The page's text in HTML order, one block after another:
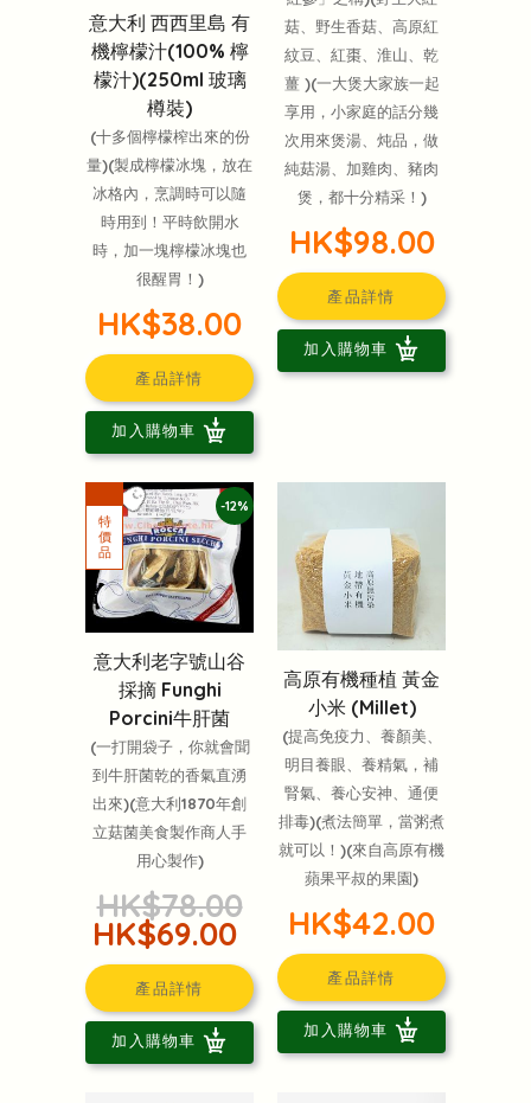
意大利 西西里島 有
機檸檬汁(100% 檸
檬汁)(250ml 玻璃
樽裝)
(十多個檸檬榨出來的份
量)(製成檸檬冰塊，放在
冰格內，烹調時可以隨
時用到！平時飲開水
時，加一塊檸檬冰塊也
很醒胃！)
HK$38.00
產品詳情
加入購物車
菇、野生香菇、高原紅
紋豆、紅棗、淮山、乾
薑 )(一大煲大家族一起
享用，小家庭的話分幾
次用來煲湯、炖品，做
純菇湯、加雞肉、豬肉
煲，都十分精采！)
HK$98.00
產品詳情
加入購物車
-12%
意大利老字號山谷
採摘 Funghi
Porcini牛肝菌
(一打開袋子，你就會聞
到牛肝菌乾的香氣直湧
出來)(意大利1870年創
立菇菌美食製作商人手
用心製作)
HK$78.00
HK$69.00
產品詳情
加入購物車
高原有機種植 黃金
小米 (Millet)
(提高免疫力、養顏美、
明目養眼、養精氣，補
腎氣、養心安神、通便
排毒)(煮法簡單，當粥煮
就可以！)(來自高原有機
蘋果平叔的果園)
HK$42.00
產品詳情
加入購物車